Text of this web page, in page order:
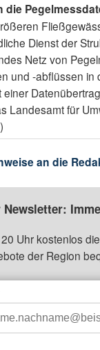
die
Dienst der
Netz von
und -abflüssen in
einer
Landesamt für
an die
Newsletter:
Uhr kostenlos
der Region